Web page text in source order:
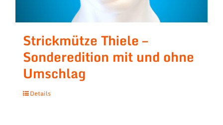
Strickmütze Thiele –
Sonderedition mit und ohne
Umschlag
Details